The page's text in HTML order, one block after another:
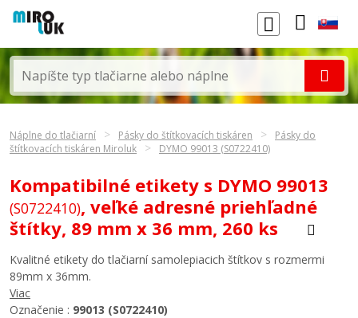
Náplne do tlačiarní Pásky do štítkovacích tiskáren
Pásky do
štítkovacích tiskáren Miroluk
DYMO 99013 (S0722410)
Kompatibilné etikety s DYMO 99013
(S0722410), veľké adresné priehľadné
štítky, 89 mm x 36 mm, 260 ks
Kvalitné etikety do tlačiarní samolepiacich štítkov s rozmermi
89mm x 36mm.
Viac
Označenie : 99013 (S0722410)